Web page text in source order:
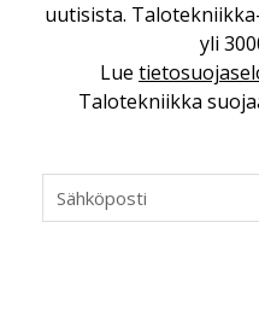
NIMITYKSET
Consti
Refair
NIMITYKSET
uutisista.
yli
Lue
Talotekniikka